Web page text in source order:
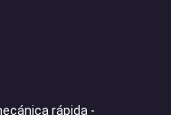
rápida -